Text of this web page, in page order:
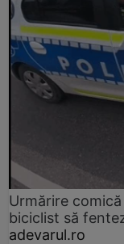
Urmărire
biciclist să
adevarul.ro